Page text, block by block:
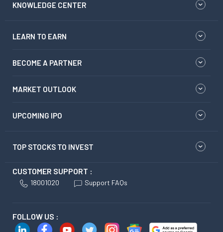
KNOWLEDGE CENTER
LEARN TO EARN
BECOME A PARTNER
MARKET OUTLOOK
UPCOMING IPO
TOP STOCKS TO INVEST
CUSTOMER SUPPORT :
18001020 Support FAQs
FOLLOW US :